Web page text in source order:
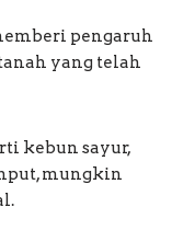
pengaruh
yang telah
kebun sayur,
mungkin